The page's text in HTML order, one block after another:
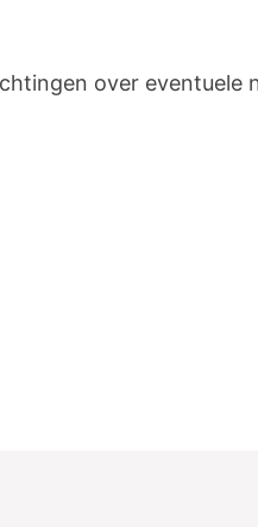
over